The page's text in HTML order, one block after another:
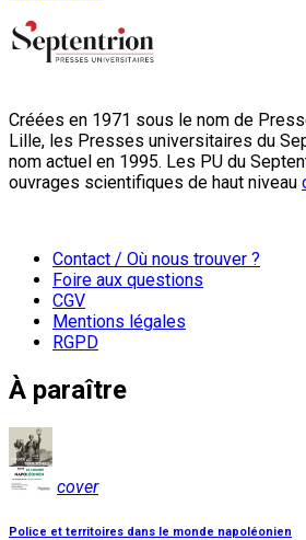
Créées en 1971 sous le nom de
Lille, les Presses universitaires du
nom actuel en 1995. Les PU du
ouvrages scientifiques de haut niveau
Contact / Où nous trouver ?
Foire aux questions
CGV
Mentions légales
RGPD
À paraître
cover
Police et territoires dans le monde napoléonien